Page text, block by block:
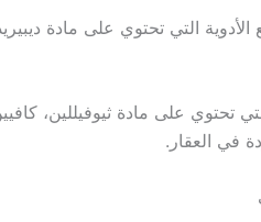
الأدوية التي تحتوي على مادة
تحتوي على مادة ثيوفيللين،
في العقار.